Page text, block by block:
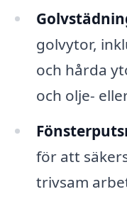
golvytor,
och hårda
och olje-
för att
trivsam